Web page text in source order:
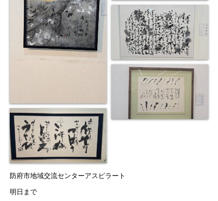
防府市地域交流センターアスピラート
明日まで